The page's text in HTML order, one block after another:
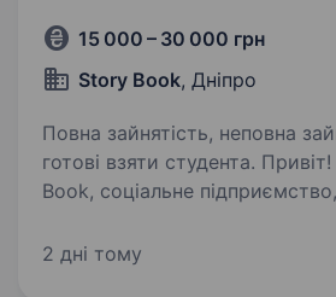
15 000 – 30 000 грн
Story Book, Дніпро
Повна зайнятість, неповна
готові взяти студента. Привіт! Ми — Story
Book, соціальне
альбоми з доповненою
2 дні тому